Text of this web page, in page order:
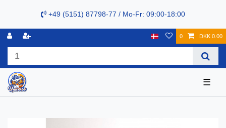
+49 (5151) 87798-77 / Mo-Fr: 09:00-18:00
0 DKK 0.00
☰